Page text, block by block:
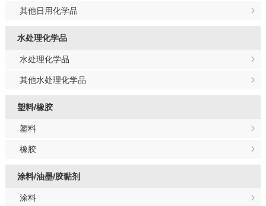
其他日用化学品
水处理化学品
水处理化学品
其他水处理化学品
塑料/橡胶
塑料
橡胶
涂料/油墨/胶黏剂
涂料